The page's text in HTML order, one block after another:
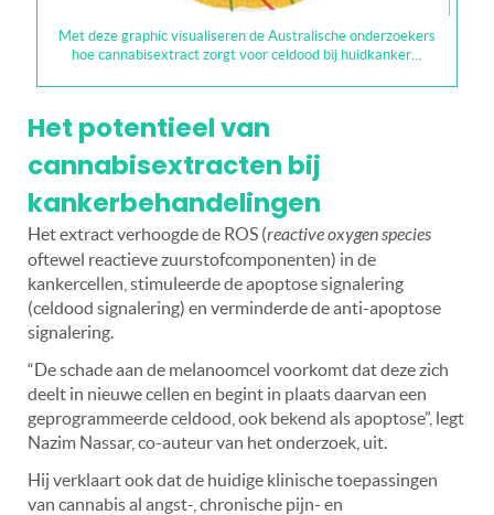
Met deze graphic visualiseren de Australische onderzoekers
hoe cannabisextract zorgt voor celdood bij huidkanker…
Het potentieel van
cannabisextracten bij
kankerbehandelingen
Het extract verhoogde de ROS (reactive oxygen species
oftewel reactieve zuurstofcomponenten) in de
kankercellen, stimuleerde de apoptose signalering
(celdood signalering) en verminderde de anti-apoptose
signalering.
“De schade aan de melanoomcel voorkomt dat deze zich
deelt in nieuwe cellen en begint in plaats daarvan een
geprogrammeerde celdood, ook bekend als apoptose”, legt
Nazim Nassar, co-auteur van het onderzoek, uit.
Hij verklaart ook dat de huidige klinische toepassingen
van cannabis al angst-, chronische pijn- en